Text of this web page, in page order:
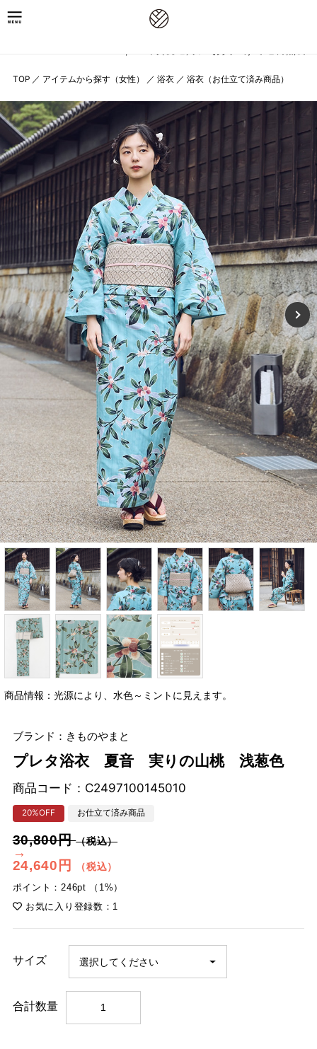
TOP ／ アイテムから探す（女性） ／ 浴衣 ／ 浴衣（お仕立て済み商品）
商品情報：光源により、水色～ミントに見えます。
ブランド：きものやまと
プレタ浴衣 夏音 実りの山桃 浅葱色
商品コード： C2497100145010
20%OFF お仕立て済み商品
30,800円（税込）
→
24,640円
（税込）
ポイント：246pt （1%）
お気に入り登録数：1
サイズ
合計数量